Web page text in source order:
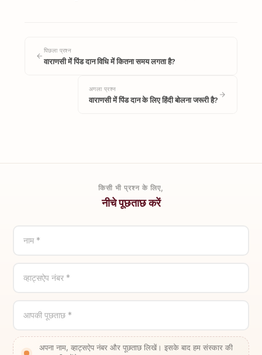
पिछला प्रश्न
वाराणसी में पिंड दान विधि में कितना समय लगता है?
अगला प्रश्न
वाराणसी में पिंड दान के लिए हिंदी बोलना जरूरी है?
किसी भी प्रश्न के लिए,
नीचे पूछताछ करें
नाम *
व्हाट्सऐप नंबर *
आपकी पूछताछ *
अपना नाम, व्हाट्सऐप नंबर और पूछताछ लिखें। इसके बाद हम संस्कार की